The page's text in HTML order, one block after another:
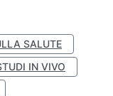
SALUTE
IN VIVO